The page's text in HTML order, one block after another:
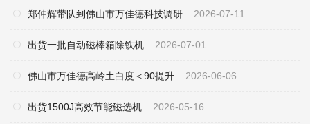
郑仲辉带队到佛山市万佳德科技调研 2026-07-11
出货一批自动磁棒箱除铁机 2026-07-01
佛山市万佳德高岭土白度＜90提升 2026-06-06
出货1500J高效节能磁选机 2026-05-16